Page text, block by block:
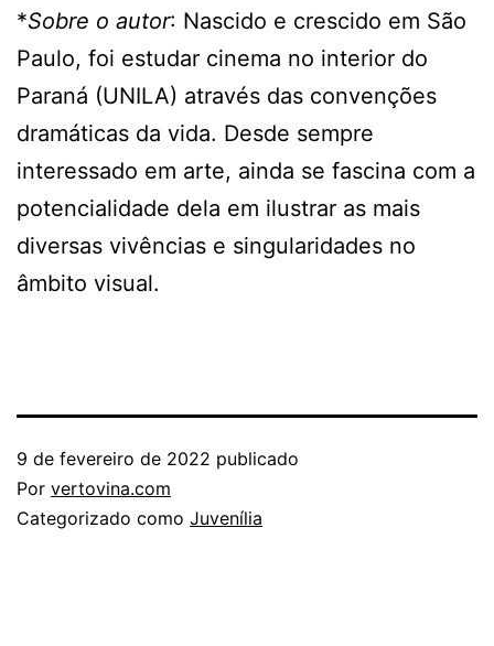
*Sobre o autor: Nascido e crescido em São
Paulo, foi estudar cinema no interior do
Paraná (UNILA) através das convenções
dramáticas da vida. Desde sempre
interessado em arte, ainda se fascina com a
potencialidade dela em ilustrar as mais
diversas vivências e singularidades no
âmbito visual.
9 de fevereiro de 2022 publicado
Por vertovina.com
Categorizado como Juvenília